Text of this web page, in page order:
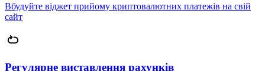
Вбудуйте віджет прийому криптовалютних платежів на свій
сайт
Регулярне виставлення рахунків